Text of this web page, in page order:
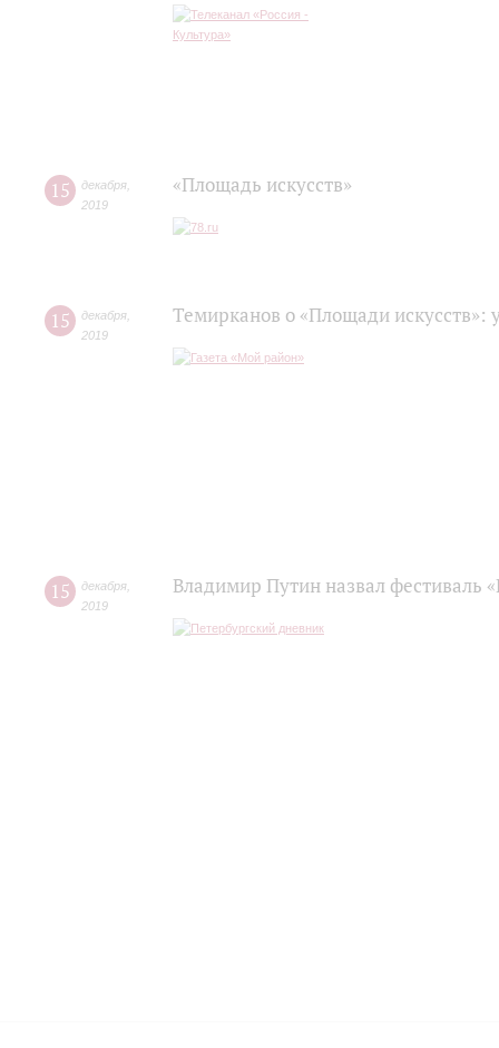
15 декабря
2019
«Площадь искусств»
15 декабря
2019
Темирканов о «Площади
15 декабря
2019
Владимир Путин назвал фестиваль